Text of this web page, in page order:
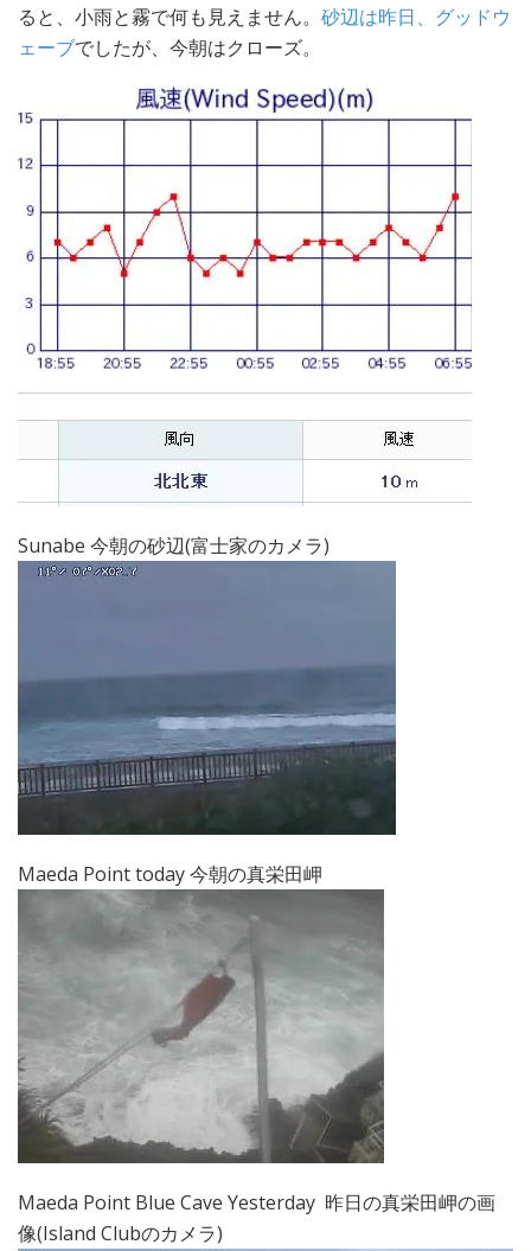
ると、小雨と霧で何も見えません。 砂辺は昨日、グッドウ
ェーブでしたが、今朝はクローズ。
Sunabe 今朝の砂辺(富士家のカメラ)
Maeda Point today 今朝の真栄田岬
Maeda Point Blue Cave Yesterday 昨日の真栄田岬の画
像(Island Clubのカメラ)